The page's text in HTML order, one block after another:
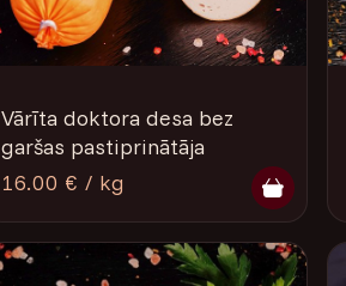
Vārīta doktora desa bez
garšas pastiprinātāja
16.00 € / kg